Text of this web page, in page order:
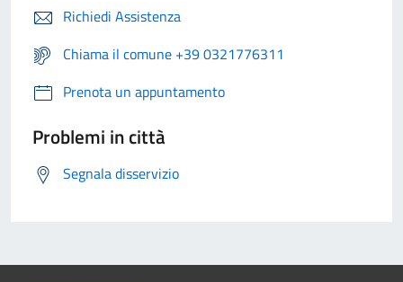
Richiedi Assistenza
Chiama il comune +39 0321776311
Prenota un appuntamento
Problemi in città
Segnala disservizio